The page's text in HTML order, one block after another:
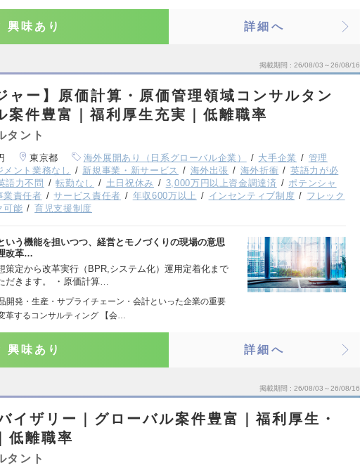
興味あり 詳細へ
掲載期間 26/08/03～26/08/16
ャー】原価計算・原価管理領域コンサルタン
案件豊富｜福利厚生充実｜低離職率
タント
東京都 海外展開あり（日系グローバル企業） 大手企業
管理
メント業務なし 新規事業・新サービス 海外出張 海外折衝
英語力が必
語力不問 転勤なし 土日祝休み 3,000万円以上資金調達済
ポテンシャ
業責任者 サービス責任者 年収600万以上 インセンティブ制度
フレック
可能 育児支援制度
いう機能を担いつつ、経営とモノづくりの現場の意思
改革…
策定から改革実行（BPR,システム化）運用定着化まで
だきます。 ・原価計算…
開発・生産・サプライチェーン・会計といった企業の重要
革するコンサルティング 【会…
興味あり 詳細へ
掲載期間 26/08/03～26/08/16
イザリー｜グローバル案件豊富｜福利厚生・
低離職率
タント